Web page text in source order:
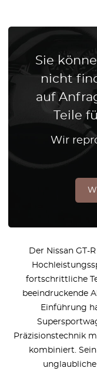
Sie
nicht
auf
Teile
Wir
Der Nissan GT-
fortschrittliche
beeindruckende
Einführung
Präzisionstechnik
kombiniert.